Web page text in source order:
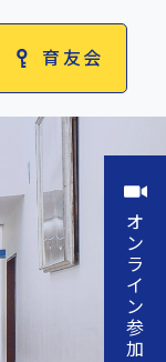
育友会
オ
ン
ラ
イ
ン
参
加